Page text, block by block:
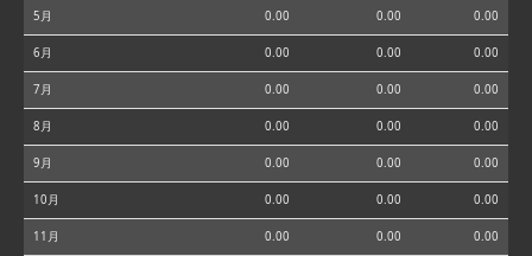
5月 0.00 0.00 0.00
6月 0.00 0.00 0.00
7月 0.00 0.00 0.00
8月 0.00 0.00 0.00
9月 0.00 0.00 0.00
10月 0.00 0.00 0.00
11月 0.00 0.00 0.00